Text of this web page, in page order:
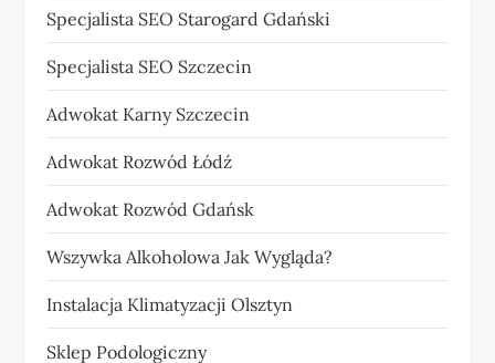
Specjalista SEO Starogard Gdański
Specjalista SEO Szczecin
Adwokat Karny Szczecin
Adwokat Rozwód Łódź
Adwokat Rozwód Gdańsk
Wszywka Alkoholowa Jak Wygląda?
Instalacja Klimatyzacji Olsztyn
Sklep Podologiczny